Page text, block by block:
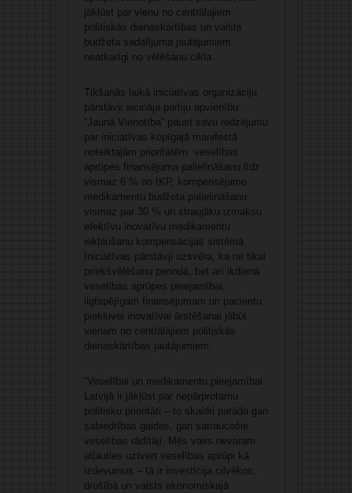
jākļūst par vienu no centrālajiem
politiskās dienaskārtības un valsts
budžeta sadalījuma jautājumiem
neatkarīgi no vēlēšanu cikla.
Tikšanās laikā iniciatīvas organizāciju
pārstāvji aicināja partiju apvienību
“Jaunā Vienotība” paust savu redzējumu
par iniciatīvas kopīgajā manifestā
noteiktajām prioritātēm: veselības
aprūpes finansējuma palielināšanu līdz
vismaz 6 % no IKP, kompensējamo
medikamentu budžeta palielināšanu
vismaz par 30 % un straujāku izmaksu
efektīvu inovatīvu medikamentu
iekļaušanu kompensācijas sistēmā.
Iniciatīvas pārstāvji uzsvēra, ka ne tikai
priekšvēlēšanu periodā, bet arī ikdienā
veselības aprūpes pieejamībai,
ilgtspējīgam finansējumam un pacientu
piekļuvei inovatīvai ārstēšanai jābūt
vienam no centrālajiem politiskās
dienaskārtības jautājumiem.
“Veselībai un medikamentu pieejamībai
Latvijā ir jākļūst par nepārprotamu
politisku prioritāti – to skaidri parāda gan
sabiedrības gaidas, gan satraucošie
veselības rādītāji. Mēs vairs nevaram
atļauties uztvert veselības aprūpi kā
izdevumus – tā ir investīcija cilvēkos,
drošībā un valsts ekonomiskajā